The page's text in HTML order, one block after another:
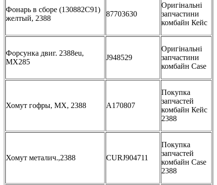
Фонарь в сборе (130882C91)
желтый, 2388
87703630
Оригінальні
запчастини
комбайн Кейс
Форсунка двиг. 2388eu,
MX285
J948529
Оригінальні
запчастини
комбайн Case
Хомут гофры, MX, 2388 A170807
Покупка
запчастей
комбайн Кейс
2388
Хомут металич.,2388 CURJ904711
Покупка
запчастей
комбайн Case
2388